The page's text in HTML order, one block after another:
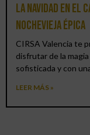
La Navidad en el
Nochevieja épica
CIRSA Valencia te
disfrutar de la
sofisticada y con
LEER MÁS »